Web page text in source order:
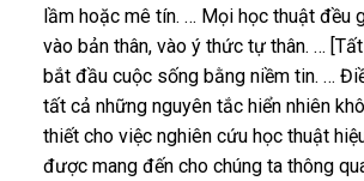
lầm hoặc mê tín. … Mọi học thuật đều
vào bản thân, vào ý thức tự thân. …
bắt đầu cuộc sống bằng niềm tin. …
tất cả những nguyên tắc hiển nhiên
thiết cho việc nghiên cứu học thuật
được mang đến cho chúng ta thông